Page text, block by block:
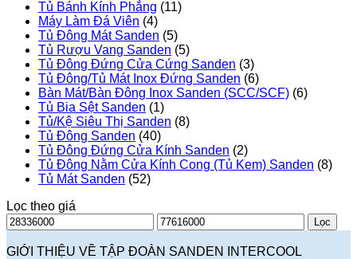
Tủ Bánh Kính Phẳng (11)
Máy Làm Đá Viên (4)
Tủ Đông Mát Sanden (5)
Tủ Rượu Vang Sanden (5)
Tủ Đông Đứng Cửa Cứng Sanden (3)
Tủ Đông/Tủ Mát Inox Đứng Sanden (6)
Bàn Mát/Bàn Đông Inox Sanden (SCC/SCF) (6)
Tủ Bia Sệt Sanden (1)
Tủ/Kệ Siêu Thị Sanden (8)
Tủ Đông Sanden (40)
Tủ Đông Đứng Cửa Kính Sanden (2)
Tủ Đông Nằm Cửa Kính Cong (Tủ Kem) Sanden (8)
Tủ Mát Sanden (52)
Lọc theo giá
Giá
thấp
nhất
Giá
cao
nhất
Lọc
GIỚI THIỆU VỀ TẬP ĐOÀN SANDEN INTERCOOL